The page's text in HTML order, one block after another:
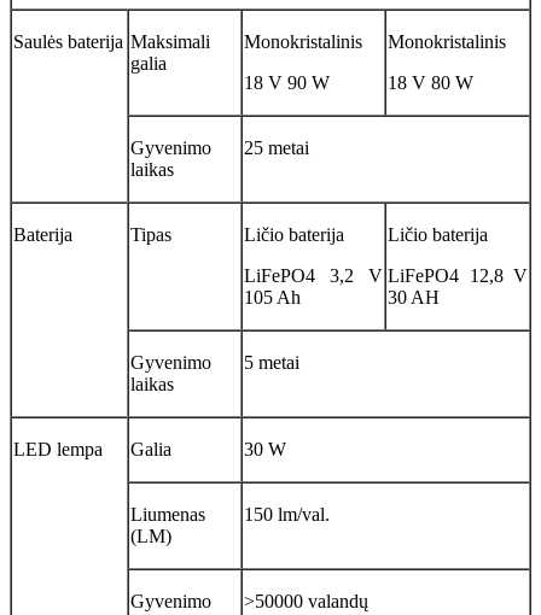
Saulės baterija Maksimali
galia
Monokristalinis
18 V 90 W
Monokristalinis
18 V 80 W
Gyvenimo
laikas
25 metai
Baterija Tipas
Ličio baterija
LiFePO4 3,2 V
105 Ah
Ličio baterija
LiFePO4 12,8 V
30 AH
Gyvenimo
laikas
5 metai
LED lempa Galia 30 W
Liumenas
(LM)
150 lm/val.
Gyvenimo
>50000 valandų